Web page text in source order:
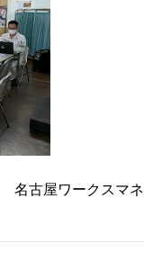
古屋ワークスマネ